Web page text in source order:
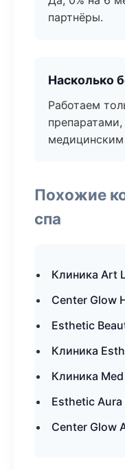
партнёры.
Насколько
Работаем
Похожие
спа
Клиника Art
Center Glow
Esthetic
Клиника
Клиника
Esthetic
Center Glow